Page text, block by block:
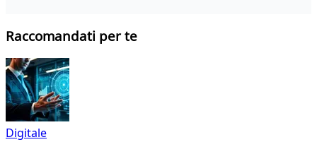
Raccomandati per te
Digitale